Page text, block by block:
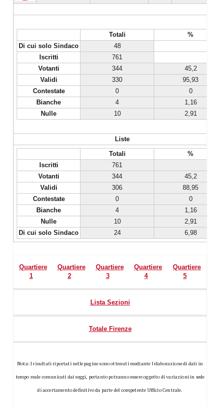
Totali
%
Di cui solo Sindaco
48
Iscritti
761
Votanti
344
45,2
Validi
330
95,93
Contestate
0
0
Bianche
4
1,16
Nulle
10 2,91
Liste
Totali
%
Iscritti
761
Votanti
344
45,2
Validi
306
88,95
Contestate
0
0
Bianche
4
1,16
Nulle
10
2,91
Di cui solo Sindaco
24 6,98
Quartiere
1
Quartiere
2
Quartiere
3
Quartiere
4
Quartiere
5
Lista Sezioni
Totale Firenze
Nota: I risultati riportati nelle pagine sono ottenuti mediante l'elaborazione di dati in
tempo reale comunicati dai seggi, pertanto potranno essere oggetto di variazioni in sede
di accertamento definitivo da parte del competente Ufficio Centrale.